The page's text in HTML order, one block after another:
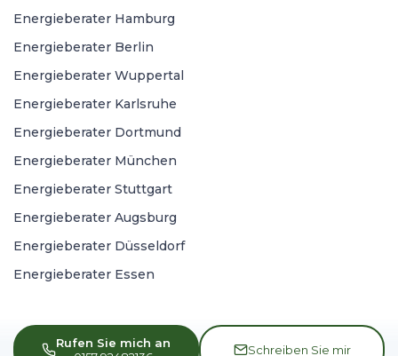
Rufen Sie mich an
Schreiben Sie mir
Energieberater Hamburg
Energieberater Berlin
Energieberater Wuppertal
Energieberater Karlsruhe
Energieberater Dortmund
Energieberater München
Energieberater Stuttgart
Energieberater Augsburg
Energieberater Düsseldorf
Energieberater Essen